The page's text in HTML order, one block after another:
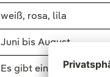
weiß, rosa, lila
Juni bis August
Es gibt eine Vielzahl